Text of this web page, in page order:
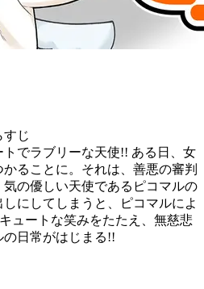
すじ
でラブリーな天使!! ある日、女
ることに。それは、善悪の審判
の優しい天使であるピコマルの
にしてしまうと、ピコマルによ
ュートな笑みをたたえ、無慈悲
日常がはじまる!!